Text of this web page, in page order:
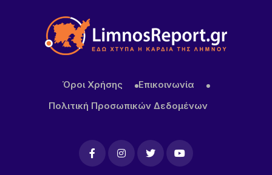
Όροι Χρήσης
Επικοινωνία
Πολιτική Προσωπικών Δεδομένων